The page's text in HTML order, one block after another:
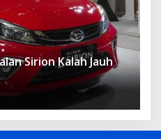
Sirion Kalah Jauh